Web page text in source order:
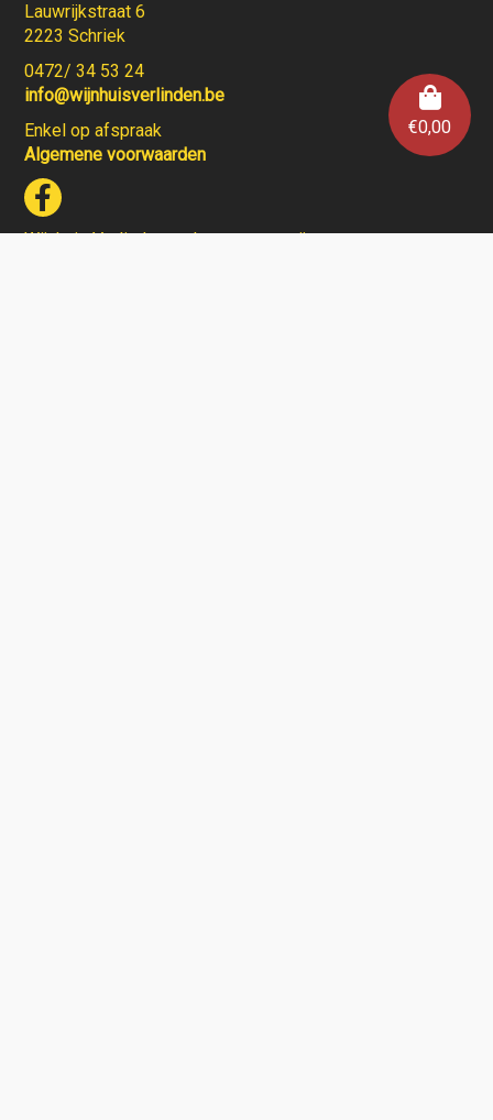
€0,00
Lauwrijkstraat 6
2223 Schriek
0472/ 34 53 24
info@wijnhuisverlinden.be
Enkel op afspraak
Algemene voorwaarden
Wijnhuis Verlinden verkoopt geen wijnen aan personen